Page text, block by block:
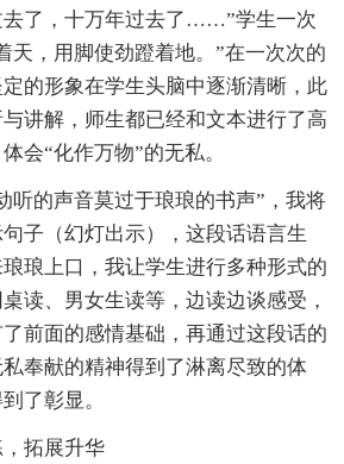
去了，十万年过去了……”学生一次
天，用脚使劲蹬着地。”在一次次的
的形象在学生头脑中逐渐清晰，此
讲解，师生都已经和文本进行了高
会“化作万物”的无私。
听的声音莫过于琅琅的书声”，我将
子（幻灯出示），这段话语言生
琅上口，我让学生进行多种形式的
读、男女生读等，边读边谈感受，
前面的感情基础，再通过这段话的
奉献的精神得到了淋离尽致的体
了彰显。
，拓展升华